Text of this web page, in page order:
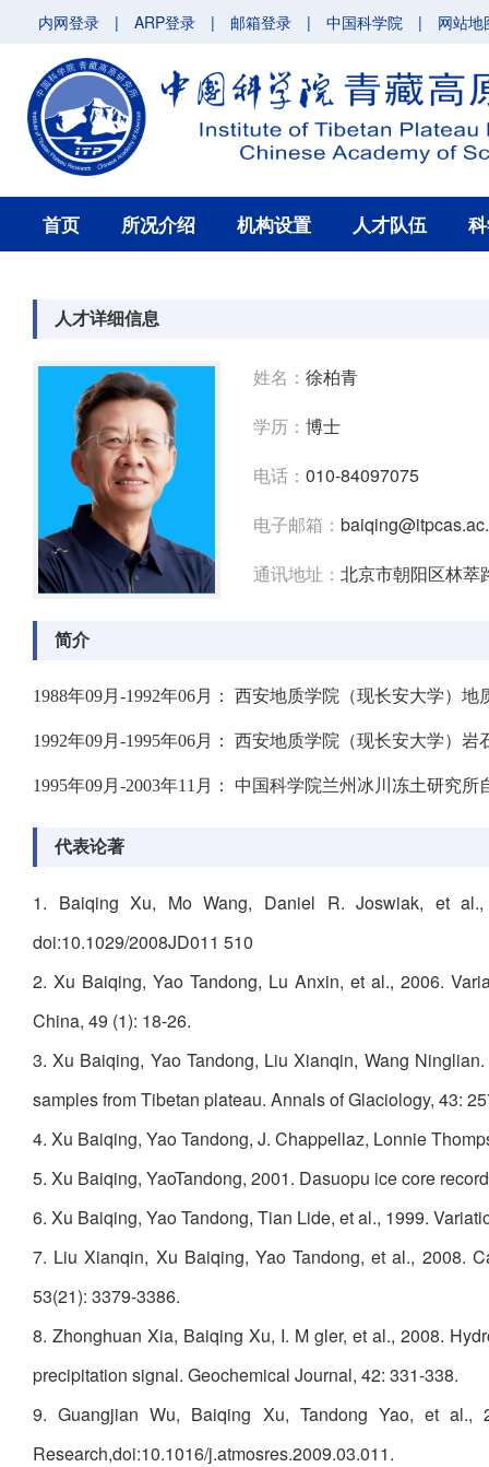
内网登录 | ARP登录 | 邮箱登录 | 中国科学院 | 网站地
首页 所况介绍 机构设置 人才队伍
人才详细信息
姓名： 徐柏青
学历： 博士
电话： 010-84097075
电子邮箱：
通讯地址： 北京市朝阳区林萃
简介
1988年09月-1992年06月： 西安地质学院（现长安大学）
1992年09月-1995年06月： 西安地质学院（现长安大学）
1995年09月-2003年11月： 中国科学院兰州冰川冻土研究
代表论著
1. Baiqing Xu, Mo Wang, Daniel R. Joswiak, et al.,
doi:10.1029/2008JD011 510
2. Xu Baiqing, Yao Tandong, Lu Anxin, et al., 2006.
China, 49 (1): 18-26.
3. Xu Baiqing, Yao Tandong, Liu Xianqin, Wang
samples from Tibetan plateau. Annals of Glaciology, 43:
4. Xu Baiqing, Yao Tandong, J. Chappellaz, Lonnie
5. Xu Baiqing, YaoTandong, 2001. Dasuopu ice core
6. Xu Baiqing, Yao Tandong, Tian Lide, et al., 1999.
7. Liu Xianqin, Xu Baiqing, Yao Tandong, et al., 2008.
53(21): 3379-3386.
8. Zhonghuan Xia, Baiqing Xu, I. M gler, et al., 2008.
precipitation signal. Geochemical Journal, 42: 331-338.
9. Guangjian Wu, Baiqing Xu, Tandong Yao, et al.,
Research,doi:10.1016/j.atmosres.2009.03.011.